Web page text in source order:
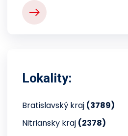
Lokality:
Bratislavský kraj (3789)
Nitriansky kraj (2378)